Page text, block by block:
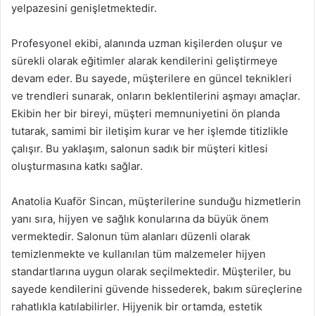
yelpazesini genişletmektedir.
Profesyonel ekibi, alanında uzman kişilerden oluşur ve
sürekli olarak eğitimler alarak kendilerini geliştirmeye
devam eder. Bu sayede, müşterilere en güncel teknikleri
ve trendleri sunarak, onların beklentilerini aşmayı amaçlar.
Ekibin her bir bireyi, müşteri memnuniyetini ön planda
tutarak, samimi bir iletişim kurar ve her işlemde titizlikle
çalışır. Bu yaklaşım, salonun sadık bir müşteri kitlesi
oluşturmasına katkı sağlar.
Anatolia Kuaför Sincan, müşterilerine sunduğu hizmetlerin
yanı sıra, hijyen ve sağlık konularına da büyük önem
vermektedir. Salonun tüm alanları düzenli olarak
temizlenmekte ve kullanılan tüm malzemeler hijyen
standartlarına uygun olarak seçilmektedir. Müşteriler, bu
sayede kendilerini güvende hissederek, bakım süreçlerine
rahatlıkla katılabilirler. Hijyenik bir ortamda, estetik